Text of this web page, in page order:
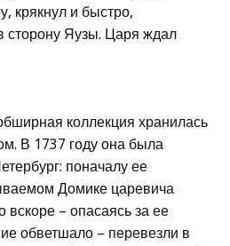
крякнул и быстро,
сторону Яузы. Царя ждал
коллекция хранилась
В 1737 году она была
поначалу ее
Домике царевича
вскоре – опасаясь за ее
обветшало – перевезли в